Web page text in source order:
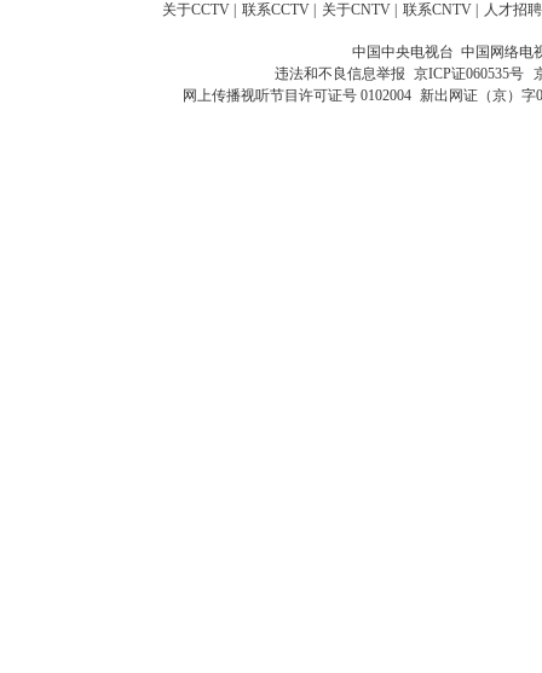
关于CCTV 联系CCTV 关于CNTV 联系CNTV 人才招聘
中国中央电视台 中国网络电
违法和不良信息举报 京ICP证060535号
网上传播视听节目许可证号 0102004 新出网证（京）